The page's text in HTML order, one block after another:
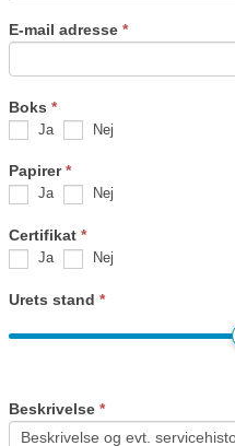
E-mail adresse *
Boks *
Ja Nej
Papirer*
Ja Nej
Certifikat *
Ja Nej
Urets stand *
Beskrivelse *